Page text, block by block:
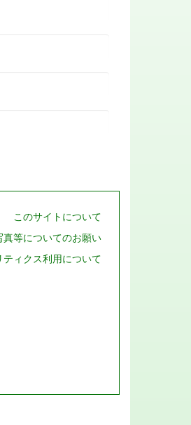
このサイトについて
等についてのお願い
ィクス利用について